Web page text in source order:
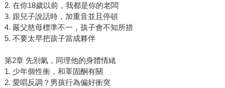
2. 在你18歲以前，我都是你的老闆
3. 跟兒子說話時，加重音並且停頓
4. 嚴父慈母標準不一，孩子會不知所措
5. 不要太早把孩子當成夥伴
第2章 先別氣，同理他的身體情緒
1. 少年個性衝，和睪固酮有關
2. 愛唱反調？男孩行為偏好衝突